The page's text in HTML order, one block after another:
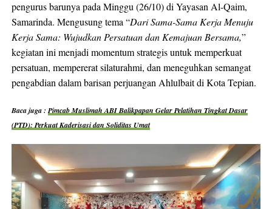
pengurus barunya pada Minggu (26/10) di Yayasan Al-Qaim,
Samarinda. Mengusung tema “Dari Sama-Sama Kerja Menuju
Kerja Sama: Wujudkan Persatuan dan Kemajuan Bersama,”
kegiatan ini menjadi momentum strategis untuk memperkuat
persatuan, mempererat silaturahmi, dan meneguhkan semangat
pengabdian dalam barisan perjuangan Ahlulbait di Kota Tepian.
Baca juga :Pimcab Muslimah ABI Balikpapan Gelar Pelatihan Tingkat Dasar
(PTD): Perkuat Kaderisasi dan Soliditas Umat